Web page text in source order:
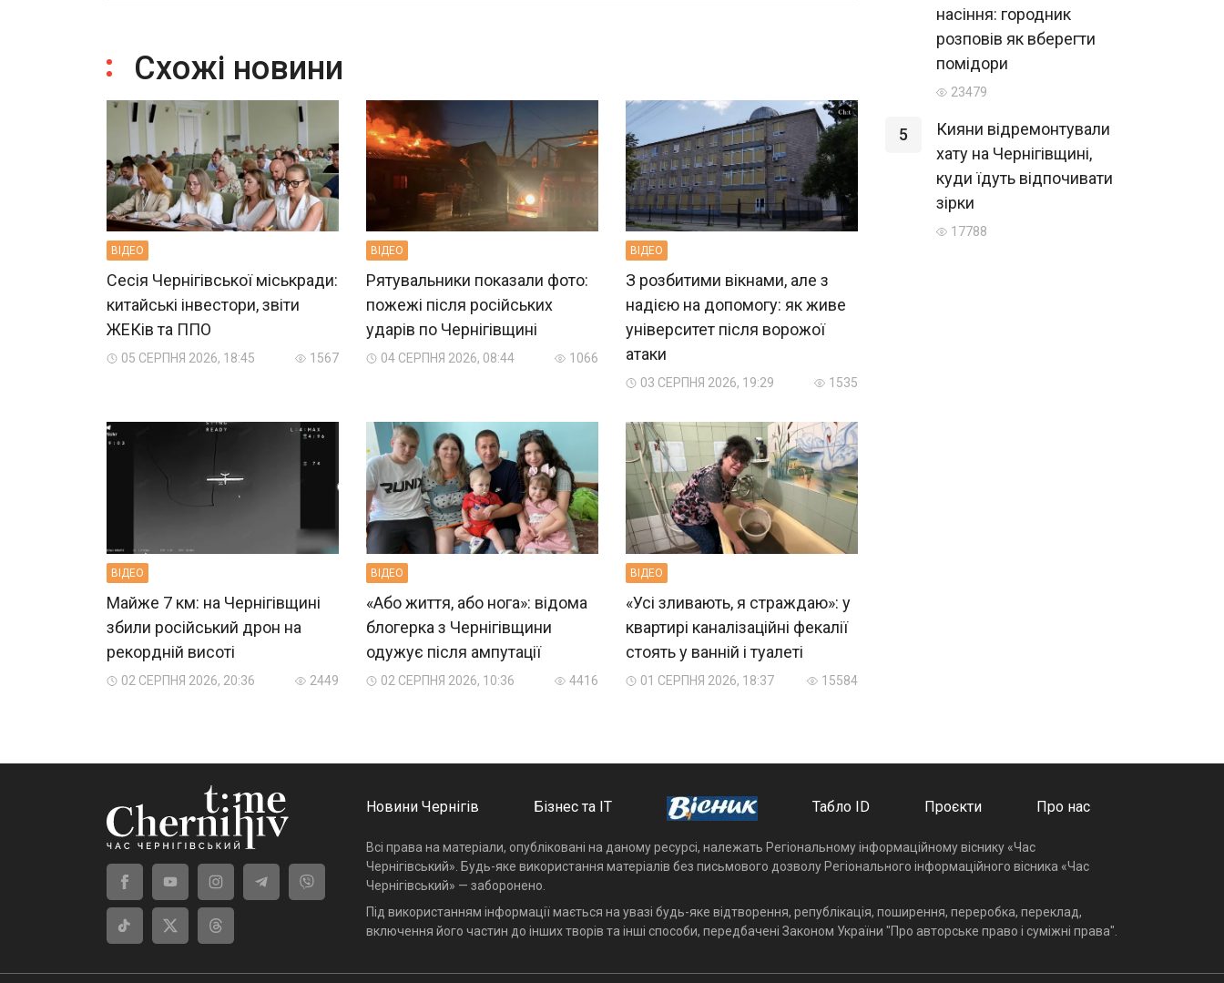
Схожі новини
ВIДЕО
Сесія Чернігівської міськради:
китайські інвестори, звіти
ЖЕКів та ППО
05 СЕРПНЯ 2026, 18:45 1567
ВIДЕО
Рятувальники показали фото:
пожежі після російських
ударів по Чернігівщині
04 СЕРПНЯ 2026, 08:44 1066
ВIДЕО
З розбитими вікнами, але з
надією на допомогу: як живе
університет після ворожої
атаки
03 СЕРПНЯ 2026, 19:29 1535
ВIДЕО
Майже 7 км: на Чернігівщині
збили російський дрон на
рекордній висоті
02 СЕРПНЯ 2026, 20:36 2449
ВIДЕО
«Або життя, або нога»: відома
блогерка з Чернігівщини
одужує після ампутації
02 СЕРПНЯ 2026, 10:36 4416
ВIДЕО
«Усі зливають, я страждаю»: у
квартирі каналізаційні фекалії
стоять у ванній і туалеті
01 СЕРПНЯ 2026, 18:37 15584
насіння: городник
розповів як вберегти
помідори
23479
5
Кияни відремонтували
хату на Чернігівщині,
куди їдуть відпочивати
зірки
17788
Новини Чернігів Бізнес та ІТ Табло ID Проєкти Про нас
Всі права на матеріали, опубліковані на даному ресурсі, належать Регіональному інформаційному віснику «Час
Чернігівський». Будь-яке використання матеріалів без письмового дозволу Регіонального інформаційного вісника «Час
Чернігівський» — заборонено.
Під використанням інформації мається на увазі будь-яке відтворення, републікація, поширення, переробка, переклад,
включення його частин до інших творів та інші способи, передбачені Законом України "Про авторське право і суміжні права".